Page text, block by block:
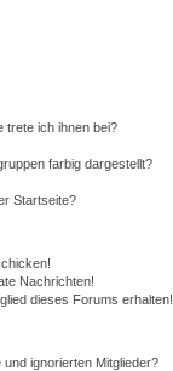
trete ich ihnen bei?
farbig dargestellt?
Startseite?
Nachrichten!
dieses Forums erhalten!
ignorierten Mitglieder?